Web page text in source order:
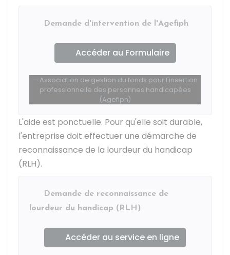
Demande d'intervention de l'Agefiph
Accéder au Formulaire
Association de gestion du fonds pour l'insertion
professionnelle des personnes handicapées
(Agefiph)
L'aide est ponctuelle. Pour qu'elle soit durable,
l'entreprise doit effectuer une démarche de
reconnaissance de la lourdeur du handicap
(RLH).
Demande de reconnaissance de
lourdeur du handicap (RLH)
Accéder au service en ligne